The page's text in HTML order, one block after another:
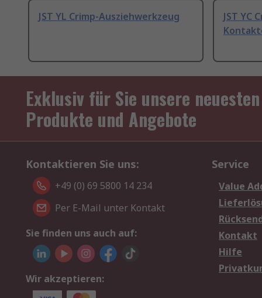
JST YL Crimp-Ausziehwerkzeug
JST YC
Exklusiv für Sie unsere neuesten
Produkte und Angebote
Kontaktieren Sie uns:
+49 (0) 69 5800 14 234
Per E-Mail unter Kontakt
Sie finden uns auch auf:
Wir akzeptieren:
Service
Value
Kontakt
Hilfe